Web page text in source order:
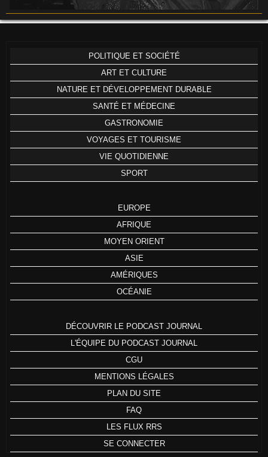
POLITIQUE ET SOCIÉTÉ
ART ET CULTURE
NATURE ET DÉVELOPPEMENT DURABLE
SANTÉ ET MÉDECINE
GASTRONOMIE
VOYAGES ET TOURISME
VIE QUOTIDIENNE
SPORT
EUROPE
AFRIQUE
MOYEN ORIENT
ASIE
AMÉRIQUES
OCÉANIE
DÉCOUVRIR LE PODCAST JOURNAL
L'ÉQUIPE DU PODCAST JOURNAL
CGU
MENTIONS LÉGALES
PLAN DU SITE
FAQ
LES FLUX RRS
SE CONNECTER